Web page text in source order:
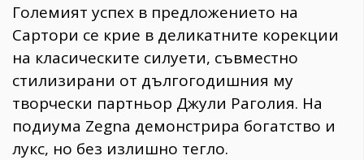
Големият успех в предложението на
Сартори се крие в деликатните корекции
на класическите силуети, съвместно
стилизирани от дългогодишния му
творчески партньор Джули Раголия. На
подиума Zegna демонстрира богатство и
лукс, но без излишно тегло.